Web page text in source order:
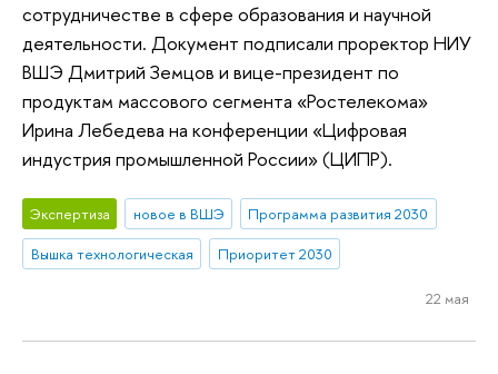
сотрудничестве в сфере образования и научной
деятельности. Документ подписали проректор НИУ
ВШЭ Дмитрий Земцов и вице-президент по
продуктам массового сегмента «Ростелекома»
Ирина Лебедева на конференции «Цифровая
индустрия промышленной России» (ЦИПР).
Экспертиза новое в ВШЭ
Программа развития 2030
Вышка технологическая
Приоритет 2030
22 мая